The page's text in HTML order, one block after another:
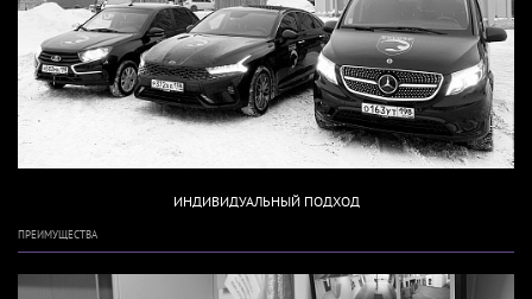
ИНДИВИДУАЛЬНЫЙ ПОДХОД
ПРЕИМУЩЕСТВА